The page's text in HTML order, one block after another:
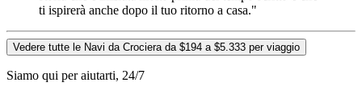
ti ispirerà anche dopo il tuo ritorno a casa."
Vedere tutte le Navi da Crociera da $194 a $5.333 per viaggio
Siamo qui per aiutarti, 24/7